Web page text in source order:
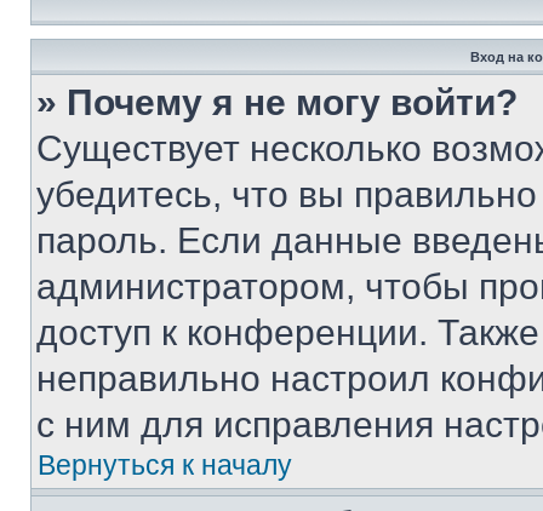
Вход на
» Почему я не могу войти?
Существует несколько
убедитесь, что вы
пароль. Если данные
администратором, чтобы
доступ к конференции.
неправильно настроил
с ним для исправления
Вернуться к началу